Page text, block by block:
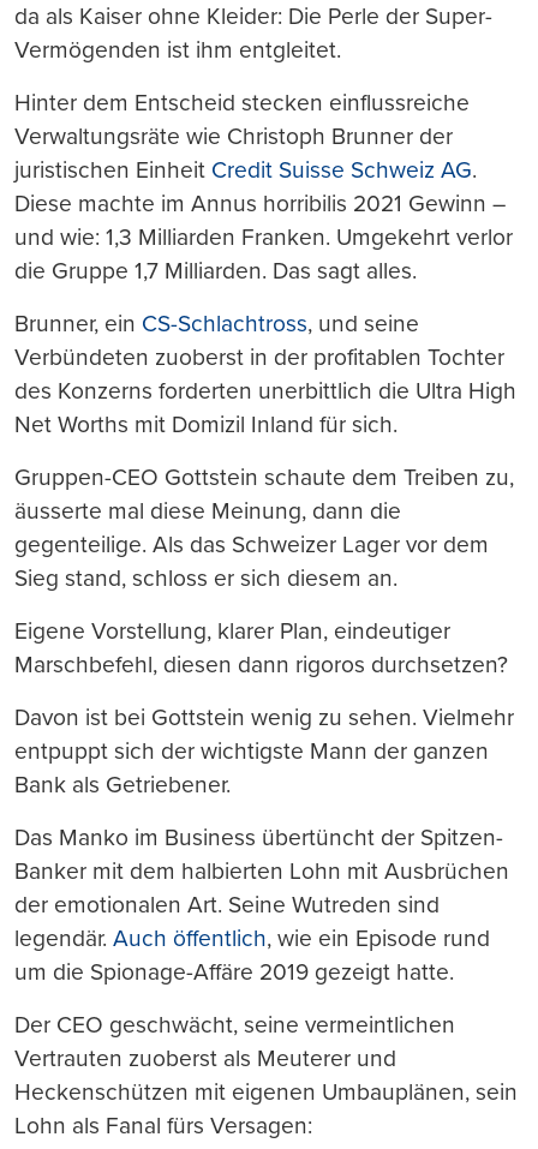
da als Kaiser ohne Kleider: Die Perle der Super-
Vermögenden ist ihm entgleitet.
Hinter dem Entscheid stecken einflussreiche
Verwaltungsräte wie Christoph Brunner der
juristischen Einheit Credit Suisse Schweiz AG.
Diese machte im Annus horribilis 2021 Gewinn –
und wie: 1,3 Milliarden Franken. Umgekehrt verlor
die Gruppe 1,7 Milliarden. Das sagt alles.
Brunner, ein CS-Schlachtross, und seine
Verbündeten zuoberst in der profitablen Tochter
des Konzerns forderten unerbittlich die Ultra High
Net Worths mit Domizil Inland für sich.
Gruppen-CEO Gottstein schaute dem Treiben zu,
äusserte mal diese Meinung, dann die
gegenteilige. Als das Schweizer Lager vor dem
Sieg stand, schloss er sich diesem an.
Eigene Vorstellung, klarer Plan, eindeutiger
Marschbefehl, diesen dann rigoros durchsetzen?
Davon ist bei Gottstein wenig zu sehen. Vielmehr
entpuppt sich der wichtigste Mann der ganzen
Bank als Getriebener.
Das Manko im Business übertüncht der Spitzen-
Banker mit dem halbierten Lohn mit Ausbrüchen
der emotionalen Art. Seine Wutreden sind
legendär. Auch öffentlich, wie ein Episode rund
um die Spionage-Affäre 2019 gezeigt hatte.
Der CEO geschwächt, seine vermeintlichen
Vertrauten zuoberst als Meuterer und
Heckenschützen mit eigenen Umbauplänen, sein
Lohn als Fanal fürs Versagen: